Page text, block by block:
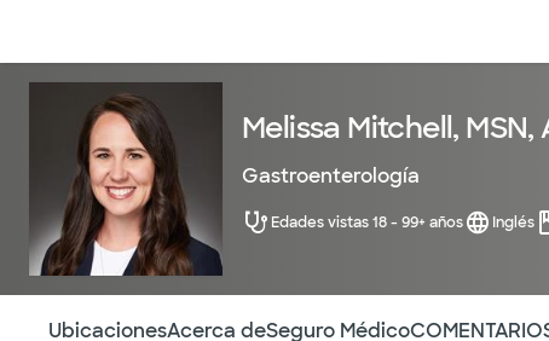
Melissa Mitchell, MSN,
Gastroenterología
Edades vistas 18 - 99+ años Inglés
UbicacionesAcerca deSeguro Médico